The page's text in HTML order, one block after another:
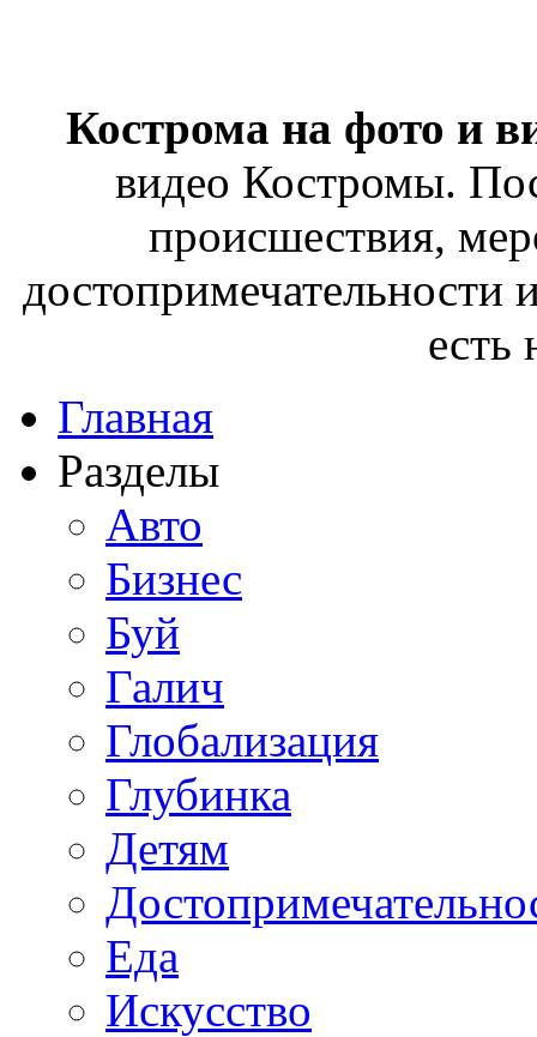
Кострома на фото и
видео Костромы.
происшествия,
достопримечательности
есть
Главная
Разделы
Авто
Бизнес
Буй
Галич
Глобализация
Глубинка
Детям
Еда
Искусство